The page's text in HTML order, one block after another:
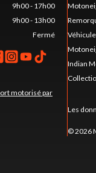
9h00 - 17h00
9h00 - 13h00
Fermé
motorisé par
Indian
Les
© 2026